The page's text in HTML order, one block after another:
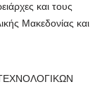
και τους
Μακεδονίας και